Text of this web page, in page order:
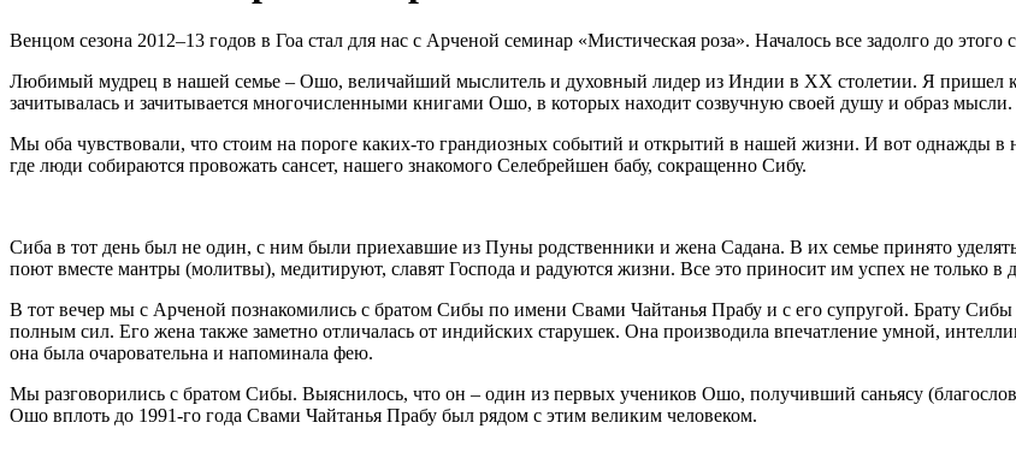
Венцом сезона 2012–13 годов в Гоа стал для нас с Арченой семинар «Мистическая роза». Началось все задолго до этого
Любимый мудрец в нашей семье – Ошо, величайший мыслитель и духовный лидер из Индии в ХХ столетии. Я пришел
зачитывалась и зачитывается многочисленными книгами Ошо, в которых находит созвучную своей душу и образ мысли.
Мы оба чувствовали, что стоим на пороге каких-то грандиозных событий и открытий в нашей жизни. И вот однажды в
где люди собираются провожать сансет, нашего знакомого Селебрейшен бабу, сокращенно Сибу.
Сиба в тот день был не один, с ним были приехавшие из Пуны родственники и жена Садана. В их семье принято
поют вместе мантры (молитвы), медитируют, славят Господа и радуются жизни. Все это приносит им успех не только в
В тот вечер мы с Арченой познакомились с братом Сибы по имени Свами Чайтанья Прабу и с его супругой. Брату
полным сил. Его жена также заметно отличалась от индийских старушек. Она производила впечатление умной,
она была очаровательна и напоминала фею.
Мы разговорились с братом Сибы. Выяснилось, что он – один из первых учеников Ошо, получивший саньясу
Ошо вплоть до 1991-го года Свами Чайтанья Прабу был рядом с этим великим человеком.